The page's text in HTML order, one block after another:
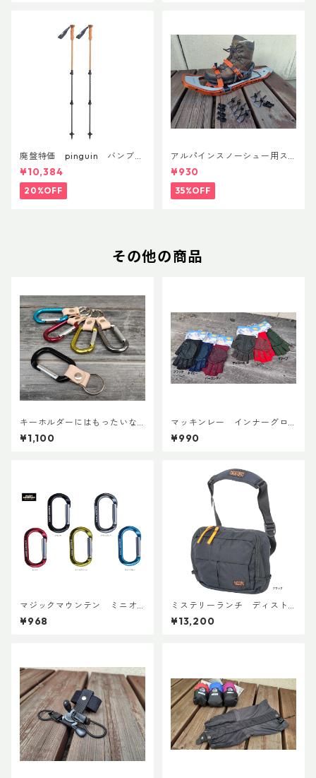
廃盤特価 pinguin バンブー
FLフォーム(ペア)
¥10,384
20%OFF
アルパインスノーシュー用ス
トラップキャッチ(ペア)
¥930
35%OFF
その他の商品
キーホルダーにはもったいな
いカラビナで作ったキーホル
ダー
¥1,100
マッキンレー インナーグロ
ーブ ノンスリップショート
¥990
マジックマウンテン ミニオ
ーバルビナー
¥968
ミステリーランチ ディスト
リクト８
¥13,200